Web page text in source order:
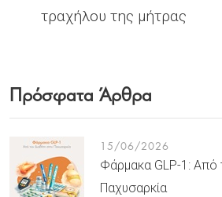
τραχήλου της μήτρας
Πρόσφατα Άρθρα
15/06/2026
Φάρμακα GLP-1: Από
Παχυσαρκία